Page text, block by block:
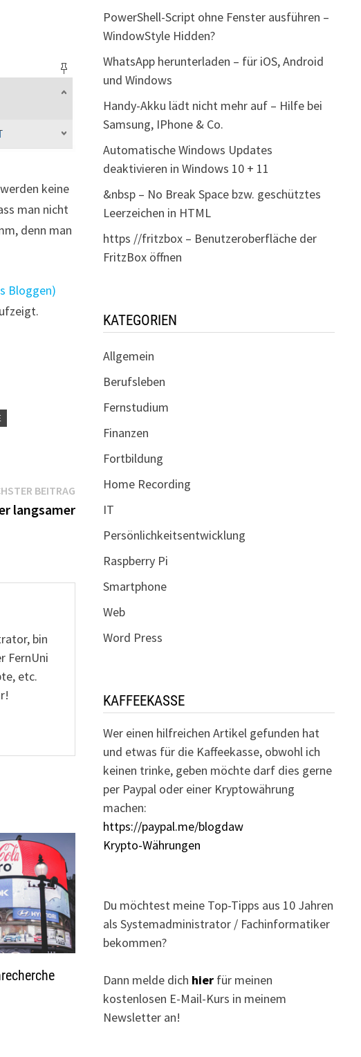
keine
man nicht
denn man
Bloggen)
BEITRAGNächster
Beitrag:
langsamer
bin
FernUni
etc.
PowerShell-Script ohne Fenster ausführen –
WindowStyle Hidden?
WhatsApp herunterladen – für iOS, Android
und Windows
Handy-Akku lädt nicht mehr auf – Hilfe bei
Samsung, IPhone & Co.
Automatische Windows Updates
deaktivieren in Windows 10 + 11
&nbsp – No Break Space bzw. geschütztes
Leerzeichen in HTML
https //fritzbox – Benutzeroberfläche der
FritzBox öffnen
KATEGORIEN
Allgemein
Berufsleben
Fernstudium
Finanzen
Fortbildung
Home Recording
IT
Persönlichkeitsentwicklung
Raspberry Pi
Smartphone
Web
Word Press
KAFFEEKASSE
Wer einen hilfreichen Artikel gefunden hat
und etwas für die Kaffeekasse, obwohl ich
keinen trinke, geben möchte darf dies gerne
per Paypal oder einer Kryptowährung
machen:
https://paypal.me/blogdaw
Krypto-Währungen
Du möchtest meine Top-Tipps aus 10 Jahren
als Systemadministrator / Fachinformatiker
bekommen?
Dann melde dich hierfür meinen
kostenlosen E-Mail-Kurs in meinem
Newsletter an!